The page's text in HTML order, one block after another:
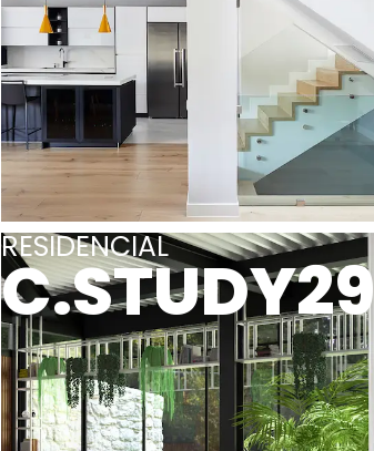
RESIDENCIAL
C.STUDY29